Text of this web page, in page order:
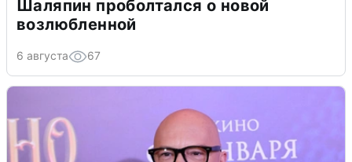
Шаляпин проболтался о новой
возлюбленной
6 августа 67